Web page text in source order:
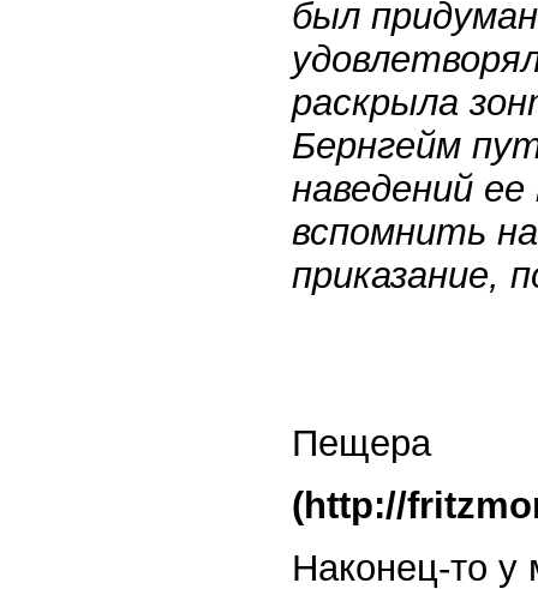
был
раскрыла
Бернгейм
наведений
вспомнить
приказание,
Пещера
(http://
Наконец-то у